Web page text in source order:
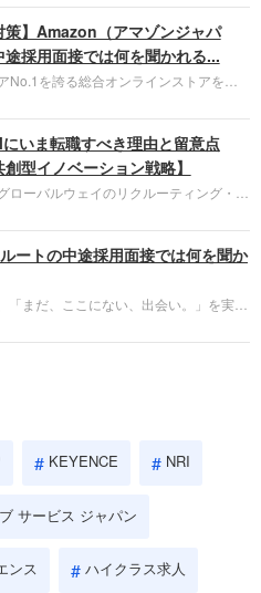
イチオシ企業をご紹介します。今回はク
プラットフォームを提供する
（ハブスポット・ジャパン）株式会
用面接対策の企業研究にご活用くださ
策】Amazon（アマゾンジャパ
途採用面接では何を聞かれる...
No.1を誇る総合オンラインストアを運
在感を持つAmazon。中途採用面接では
的な業務成果やリーダーシップの発揮、
学びが重視され、人間性やカルチャーフ
価対象となり、長期的に成長できる仲間
多角的に審査されます。
いま転職すべき理由と留意点
創型イノベーション戦略】
ローバルウェイのリクルーティング・パ
利用する企業口コミサイト「キャリコ
エージェントがお勧めするイチオシ企業
採用面接対策の企業研究にご活用くださ
ートの中途採用面接では何を聞か
まだ、ここにない、出会い。」を実現
体的に問われるほか、「人間性」も評価
KEYENCE NRI
サービス ジャパン
ンス ハイクラス求人